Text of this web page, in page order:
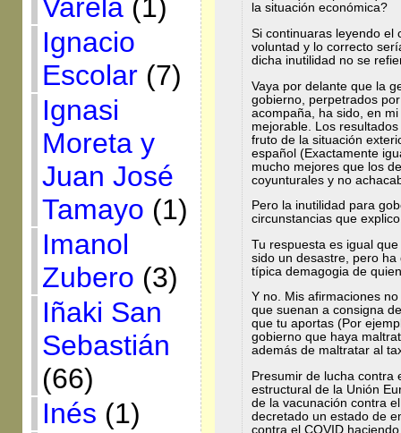
Varela(1)
Ignacio
Escolar(7)
Ignasi
Moreta y
Juan José
Tamayo (1)
Imanol
Zubero (3)
Iñaki San
Sebastián
(66)
Inés (1)
la situación económica?
Si continuaras leyendo el
voluntad y lo correcto
dicha inutilidad no se
Vaya por delante que la
gobierno, perpetrados
acompaña, ha sido, en
mejorable. Los
fruto de la situación
español (Exactamente
mucho mejores que los
coyunturales y no
Pero la inutilidad para
circunstancias que
Tu respuesta es igual
sido un desastre, pero
típica demagogia de
Y no. Mis afirmaciones
que suenan a consigna
que tu aportas (Por
gobierno que haya
además de maltratar al
Presumir de lucha contra
estructural de la Unión
de la vacunación contra
decretado un estado de
contra el COVID